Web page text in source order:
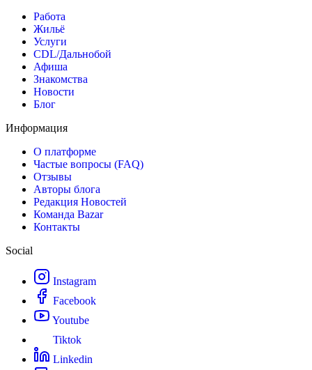
Работа
Жильё
Услуги
CDL/Дальнобой
Афиша
Знакомства
Новости
Блог
Информация
О платформе
Частые вопросы (FAQ)
Отзывы
Авторы блога
Редакция Новостей
Команда Bazar
Контакты
Social
Instagram
Facebook
Youtube
Tiktok
Linkedin